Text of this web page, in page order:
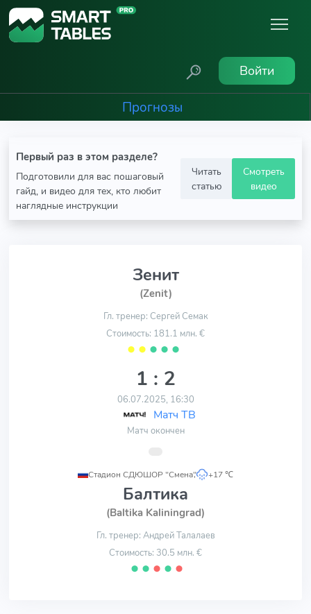
Войти
Прогнозы
Первый раз в этом разделе?
Подготовили для вас пошаговый
гайд, и видео для тех, кто любит
наглядные инструкции
Читать
статью
Смотреть
видео
Зенит
(Zenit)
Гл. тренер: Сергей Семак
Стоимость: 181.1 млн. €
⬤ ⬤ ⬤ ⬤ ⬤
1 : 2
06.07.2025, 16:30
Матч ТВ
Матч окончен
Стадион СДЮШОР "Смена"
, +17 ℃
Балтика
(Baltika Kaliningrad)
Гл. тренер: Андрей Талалаев
Стоимость: 30.5 млн. €
⬤ ⬤ ⬤ ⬤ ⬤